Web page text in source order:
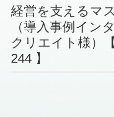
経営を支えるマ
（導入事例イン
クリエイト様）
244 】